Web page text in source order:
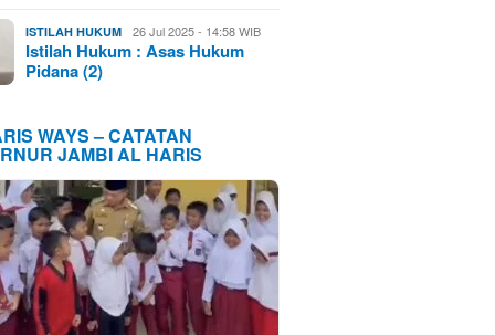
ISTILAH HUKUM 26 Jul 2025 - 14:58 WIB
Istilah Hukum : Asas Hukum
Pidana (2)
WAYS – CATATAN
JAMBI AL HARIS